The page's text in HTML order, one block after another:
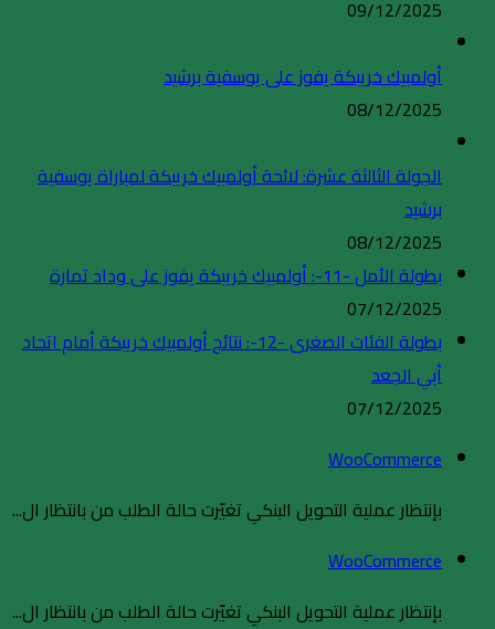
09/12/2025
أولمبيك خريبكة يفوز على يوسفية برشيد
08/12/2025
الجولة الثالثة عشرة: لائحة أولمبيك خريبكة لمباراة يوسفية
برشيد
08/12/2025
بطولة الأمل -11-: أولمبيك خريبكة يفوز على وداد تمارة
07/12/2025
بطولة الفئات الصغرى -12-: نتائج أولمبيك خريبكة أمام اتحاد
أبي الجعد
07/12/2025
WooCommerce
بإنتظار عملية التحويل البنكي تغيّرت حالة الطلب من بانتظار ال...
WooCommerce
بإنتظار عملية التحويل البنكي تغيّرت حالة الطلب من بانتظار ال...